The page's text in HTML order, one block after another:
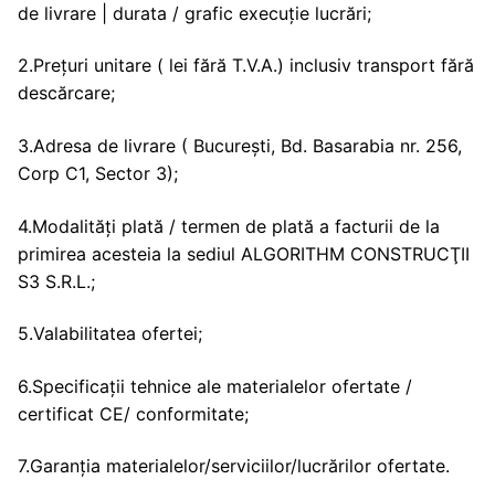
de livrare | durata / grafic execuție lucrări;
2.Prețuri unitare ( lei fără T.V.A.) inclusiv transport fără
descărcare;
3.Adresa de livrare ( București, Bd. Basarabia nr. 256,
Corp C1, Sector 3);
4.Modalități plată / termen de plată a facturii de la
primirea acesteia la sediul ALGORITHM CONSTRUCŢII
S3 S.R.L.;
5.Valabilitatea ofertei;
6.Specificații tehnice ale materialelor ofertate /
certificat CE/ conformitate;
7.Garanția materialelor/serviciilor/lucrărilor ofertate.